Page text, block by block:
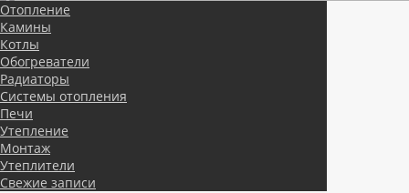
Отопление
Камины
Котлы
Обогреватели
Радиаторы
Системы отопления
Печи
Утепление
Монтаж
Утеплители
Свежие записи